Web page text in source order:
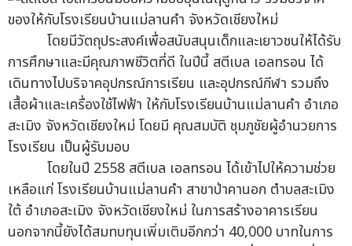
โดยมีวัตถุประสงค์เพื่อสนับสนุนเด็กและเยาวชนให้ได้รับ
การศึกษาและมีคุณภาพชีวิตที่ดี ในปีนี้ สตีเบล เอลทรอน ได้
เดินทางไปบริจาคอุปกรณ์การเรียน และอุปกรณ์กีฬา รวมถึง
เสื้อผ้าและเครื่องใช้ไฟฟ้า ให้กับโรงเรียนบ้านแม่ลานคำ อำเภอ
สะเมิง จังหวัดเชียงใหม่ โดยมี คุณสมบัติ ชุมภูชัยผู้อำนวยการ
โรงเรียน เป็นผู้รับมอบ
โดยในปี 2558 สตีเบล เอลทรอน ได้เข้าไปให้ความช่วย
เหลือแก่ โรงเรียนบ้านแม่ลานคำ สาขาป่าคานอก ตำบลสะเมิง
ใต้ อำเภอสะเมิง จังหวัดเชียงใหม่ ในการสร้างอาคารเรียน
นอกจากนี้ยังได้สมทบทุนเพิ่มเติมอีกกว่า 40,000 บาทในการ